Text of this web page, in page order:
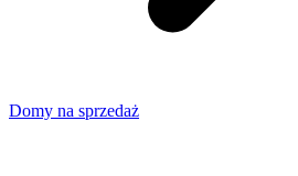
Domy na sprzedaż